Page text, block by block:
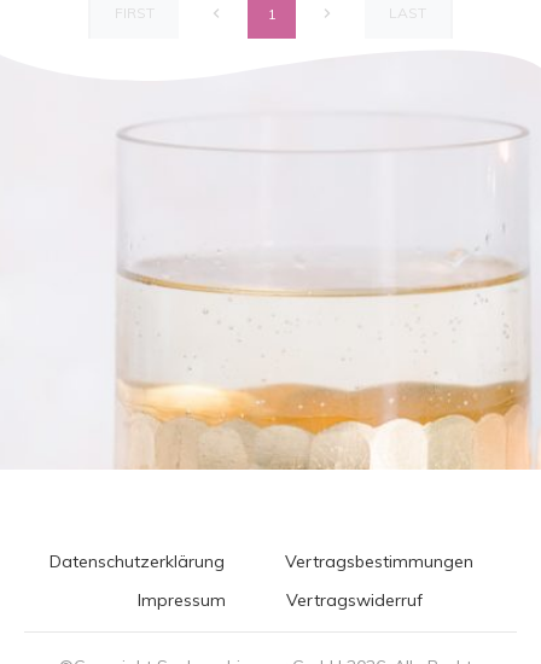
FIRST 1 LAST
Datenschutzerklärung
Vertragsbestimmungen
Impressum
Vertragswiderruf